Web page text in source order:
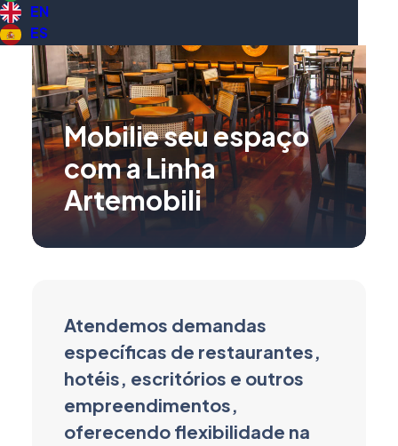
EN
ES
Mobilie seu espaço
com a Linha
Artemobili
Atendemos demandas
específicas de restaurantes,
hotéis, escritórios e outros
empreendimentos,
oferecendo flexibilidade na